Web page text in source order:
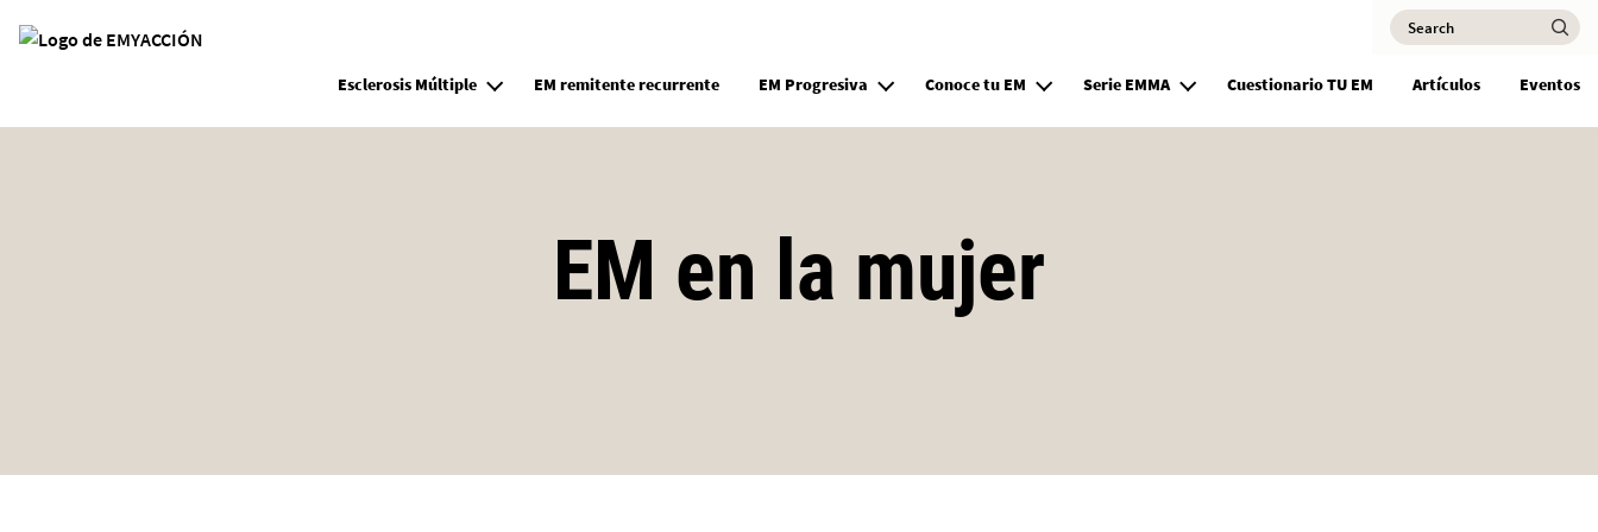
Site Logo
Search
Esclerosis Múltiple EM remitente recurrente EM Progresiva Conoce tu EM Serie EMMA Cuestionario TU EM Artículos Eventos
EM en la mujer